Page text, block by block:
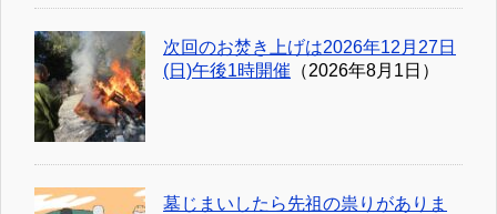
次回のお焚き上げは2026年12月27日
(日)午後1時開催 （2026年8月1日）
墓じまいしたら先祖の祟りがありま